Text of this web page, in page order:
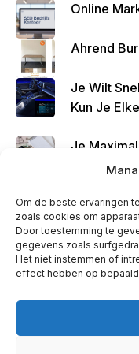
Om de beste ervaringen
zoals cookies om
Door toestemming te
gegevens zoals
Het niet instemmen of
effect hebben op
Online
Ahrend
Je Wilt
Kun Je
Je
Begin Je?
Ads